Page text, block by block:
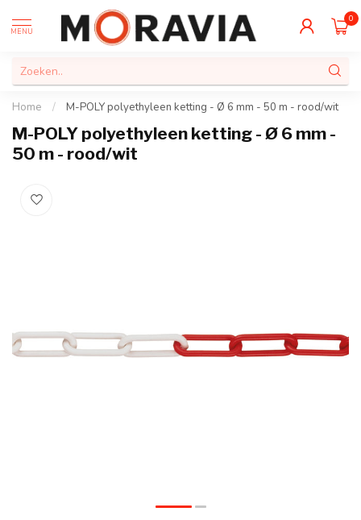
MENU
0
Home / M-POLY polyethyleen ketting - Ø 6 mm - 50 m - rood/wit
M-POLY polyethyleen ketting - Ø 6 mm -
50 m - rood/wit